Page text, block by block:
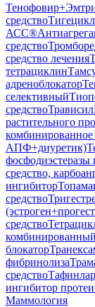
средство
АСС®
средство
средство лечения
тетрациклин
адреноблокатор
селективный
средствоТрависил
растительного
комбинированное
АПФ+диуретик)
фосфодиэстеразы
средство,
ингибитор
средство
средство
комбинированный
блокатор
фибринолиза
средство
ингибитор
Маммология